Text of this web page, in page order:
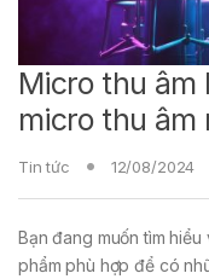
Micro thu âm
micro thu âm
Tin tức 12/08/2024
Bạn đang muốn tìm
phẩm phù hợp để có